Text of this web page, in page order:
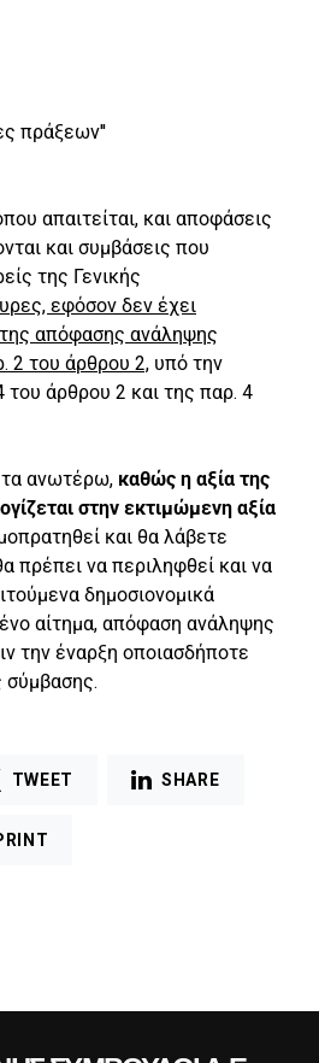
πράξεων''
απαιτείται, και αποφάσεις
και συμβάσεις που
της Γενικής
εφόσον δεν έχει
απόφασης ανάληψης
2 του άρθρου 2, υπό την
του άρθρου 2 και της παρ. 4
ανωτέρω, καθώς η αξία της
στην εκτιμώμενη αξία
και θα λάβετε
πρέπει να περιληφθεί και να
δημοσιονομικά
αίτημα, απόφαση ανάληψης
την έναρξη οποιασδήποτε
σύμβασης.
TWEET SHARE